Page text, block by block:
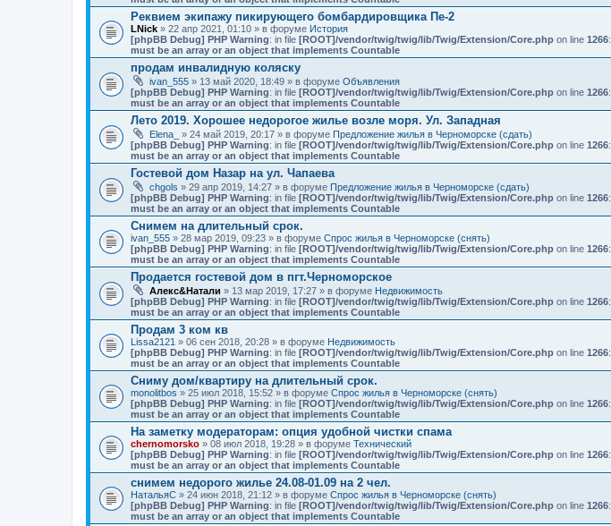
Реквием экипажу пикирующего бомбардировщика Пе-2
LNick » 22 апр 2021, 01:10 » в форуме История
[phpBB Debug] PHP Warning: in file [ROOT]/vendor/twig/twig/lib/Twig/Extension/Core.php on line 1266:
must be an array or an object that implements Countable
продам инвалидную коляску
ivan_555 » 13 май 2020, 18:49 » в форуме Объявления
[phpBB Debug] PHP Warning: in file [ROOT]/vendor/twig/twig/lib/Twig/Extension/Core.php on line 1266:
must be an array or an object that implements Countable
Лето 2019. Хорошее недорогое жилье возле моря. Ул. Западная
Elena_ » 24 май 2019, 20:17 » в форуме Предложение жилья в Черноморске (сдать)
[phpBB Debug] PHP Warning: in file [ROOT]/vendor/twig/twig/lib/Twig/Extension/Core.php on line 1266:
must be an array or an object that implements Countable
Гостевой дом Назар на ул. Чапаева
chgols » 29 апр 2019, 14:27 » в форуме Предложение жилья в Черноморске (сдать)
[phpBB Debug] PHP Warning: in file [ROOT]/vendor/twig/twig/lib/Twig/Extension/Core.php on line 1266:
must be an array or an object that implements Countable
Снимем на длительный срок.
ivan_555 » 28 мар 2019, 09:23 » в форуме Спрос жилья в Черноморске (снять)
[phpBB Debug] PHP Warning: in file [ROOT]/vendor/twig/twig/lib/Twig/Extension/Core.php on line 1266:
must be an array or an object that implements Countable
Продается гостевой дом в пгт.Черноморское
Алекс&Натали » 13 мар 2019, 17:27 » в форуме Недвижимость
[phpBB Debug] PHP Warning: in file [ROOT]/vendor/twig/twig/lib/Twig/Extension/Core.php on line 1266:
must be an array or an object that implements Countable
Продам 3 ком кв
Lissa2121 » 06 сен 2018, 20:28 » в форуме Недвижимость
[phpBB Debug] PHP Warning: in file [ROOT]/vendor/twig/twig/lib/Twig/Extension/Core.php on line 1266:
must be an array or an object that implements Countable
Сниму дом/квартиру на длительный срок.
monolitbos » 25 июл 2018, 15:52 » в форуме Спрос жилья в Черноморске (снять)
[phpBB Debug] PHP Warning: in file [ROOT]/vendor/twig/twig/lib/Twig/Extension/Core.php on line 1266:
must be an array or an object that implements Countable
На заметку модераторам: опция удобной чистки спама
chernomorsko » 08 июл 2018, 19:28 » в форуме Технический
[phpBB Debug] PHP Warning: in file [ROOT]/vendor/twig/twig/lib/Twig/Extension/Core.php on line 1266:
must be an array or an object that implements Countable
снимем недорого жилье 24.08-01.09 на 2 чел.
НатальяС » 24 июн 2018, 21:12 » в форуме Спрос жилья в Черноморске (снять)
[phpBB Debug] PHP Warning: in file [ROOT]/vendor/twig/twig/lib/Twig/Extension/Core.php on line 1266:
must be an array or an object that implements Countable